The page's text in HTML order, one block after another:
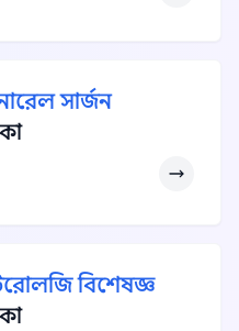
সার্জন
বিশেষজ্ঞ